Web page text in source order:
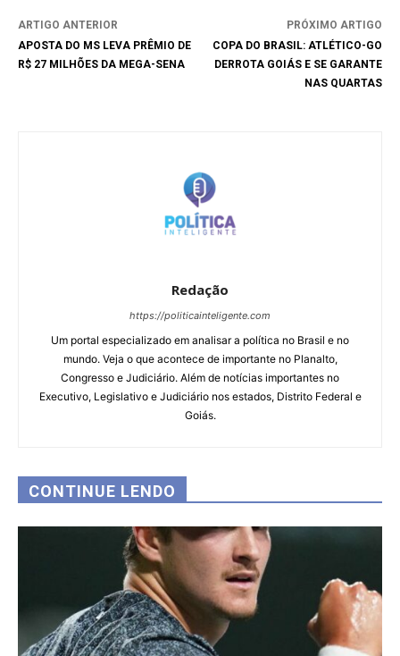
ARTIGO ANTERIOR
APOSTA DO MS LEVA PRÊMIO DE
R$ 27 MILHÕES DA MEGA-SENA
PRÓXIMO ARTIGO
COPA DO BRASIL: ATLÉTICO-GO
DERROTA GOIÁS E SE GARANTE
NAS QUARTAS
Redação
https://politicainteligente.com
Um portal especializado em analisar a política no Brasil e no
mundo. Veja o que acontece de importante no Planalto,
Congresso e Judiciário. Além de notícias importantes no
Executivo, Legislativo e Judiciário nos estados, Distrito Federal e
Goiás.
CONTINUE LENDO